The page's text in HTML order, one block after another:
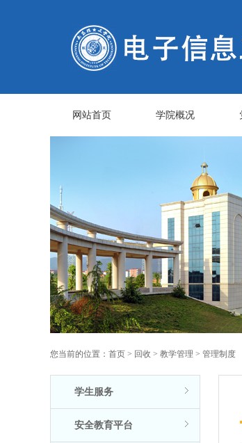
网站首页 学院概况
您当前的位置： 首页 > 回收 > 教学管理 > 管理制度
学生服务
安全教育平台